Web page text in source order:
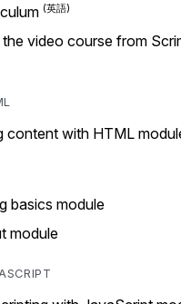
video course from
content with HTML
basics module
module